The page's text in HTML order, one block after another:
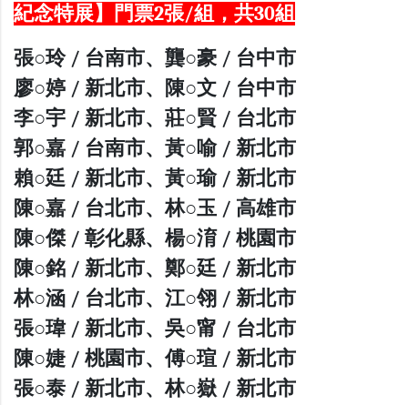
紀念特展】門票2張/組，共30組
張○玲 / 台南市、龔○豪 / 台中市
廖○婷 / 新北市、陳○文 / 台中市
李○宇 / 新北市、莊○賢 / 台北市
郭○嘉 / 台南市、黃○喻 / 新北市
賴○廷 / 新北市、黃○瑜 / 新北市
陳○嘉 / 台北市、林○玉 / 高雄市
陳○傑 / 彰化縣、楊○淯 / 桃園市
陳○銘 / 新北市、鄭○廷 / 新北市
林○涵 / 台北市、江○翎 / 新北市
張○瑋 / 新北市、吳○甯 / 台北市
陳○婕 / 桃園市、傅○瑄 / 新北市
張○泰 / 新北市、林○嶽 / 新北市